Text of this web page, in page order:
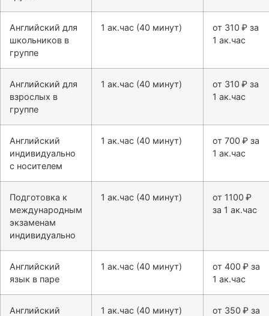
Английский для
школьников в
группе
1 ак.час (40 минут)
от 310 ₽ за
1 ак.час
Английский для
взрослых в
группе
1 ак.час (40 минут)
от 310 ₽ за
1 ак.час
Английский
индивидуально
с носителем
1 ак.час (40 минут)
от 700 ₽ за
1 ак.час
Подготовка к
международным
экзаменам
индивидуально
1 ак.час (40 минут)
от 1100 ₽
за 1 ак.час
Английский
язык в паре
1 ак.час (40 минут)
от 400 ₽ за
1 ак.час
Английский
1 ак.час (40 минут)
от 350 ₽ за